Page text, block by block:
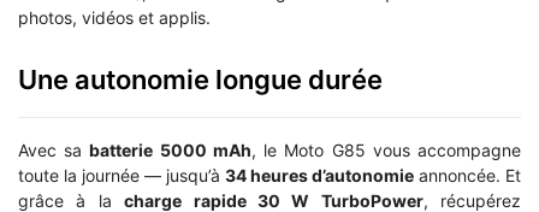
photos, vidéos et applis.
Une autonomie longue durée
Avec sabatterie 5000 mAh, le Moto G85 vous accompagne
toute la journée — jusqu’à 34 heures d’autonomie annoncée. Et
grâce à lacharge rapide 30 W TurboPower, récupérez